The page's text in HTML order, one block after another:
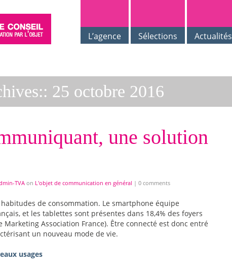
L’agence Sélections Actualités
25 octobre 2016
une solution
TVA on L'objet de communication en général | 0 comments
de consommation. Le smartphone équipe
et les tablettes sont présentes dans 18,4% des foyers
Association France). Être connecté est donc entré
un nouveau mode de vie.
usages